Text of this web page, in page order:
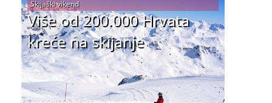
Više od 200.000 Hrvata
kreće na skijanje
Skijaški vikend